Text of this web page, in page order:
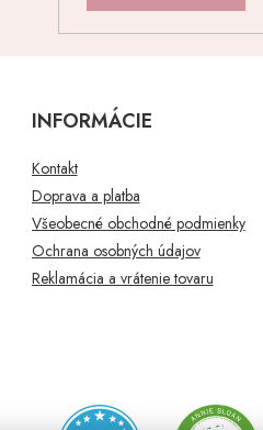
INFORMÁCIE
Kontakt
Doprava a platba
Všeobecné obchodné podmienky
Ochrana osobných údajov
Reklamácia a vrátenie tovaru